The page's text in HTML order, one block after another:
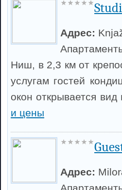
Адрес:
Ниш, в 2,3 км от
услугам гостей
окон открывается
и цены
Адрес: